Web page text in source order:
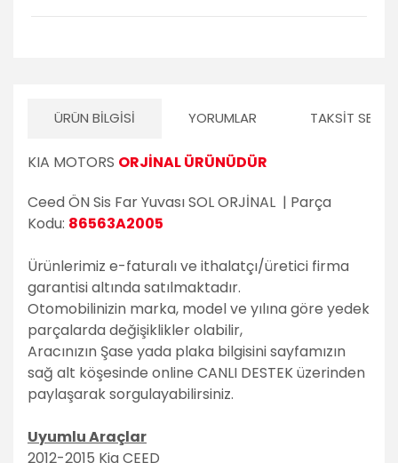
ÜRÜN BILGISI YORUMLAR TAKSIT
KIA MOTORS ORJİNAL ÜRÜNÜDÜR
Ceed ÖN Sis Far Yuvası SOLORJİNAL | Parça
Kodu: 86563A2005
Ürünlerimiz e-faturalı ve ithalatçı/üretici firma
garantisi altında satılmaktadır.
Otomobilinizin marka, model ve yılına göre yedek
parçalarda değişiklikler olabilir,
Aracınızın Şase yada plaka bilgisini sayfamızın
sağ alt köşesinde online CANLI DESTEK üzerinden
paylaşarak sorgulayabilirsiniz.
Uyumlu Araçlar
2012-2015 Kia CEED